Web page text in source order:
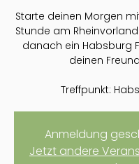
Starte deinen Morgen
Stunde am
danach ein Habsburg
deinen
Treffpunkt:
Anmeldung
Jetzt andere